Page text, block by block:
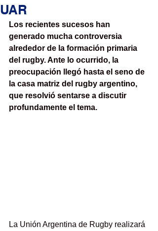
UAR
Los recientes sucesos han
generado mucha controversia
alrededor de la formación primaria
del rugby. Ante lo ocurrido, la
preocupación llegó hasta el seno de
la casa matriz del rugby argentino,
que resolvió sentarse a discutir
profundamente el tema.
La Unión Argentina de Rugby realizará